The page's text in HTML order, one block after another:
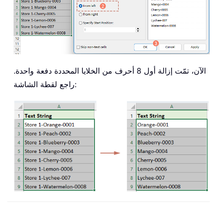
الآن، تمّت إزالة أول 8 أحرف من الخلايا المحددة دفعة واحدة.
راجع لقطة الشاشة: